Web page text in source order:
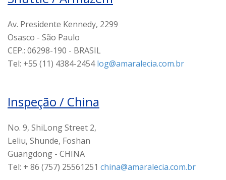
Av. Presidente Kennedy, 2299
Osasco - São Paulo
CEP.: 06298-190 - BRASIL
Tel: +55 (11) 4384-2454log@amaralecia.com.br
Inspeção / China
No. 9, ShiLong Street 2,
Leliu, Shunde, Foshan
Guangdong - CHINA
Tel: + 86 (757) 25561251 china@amaralecia.com.br